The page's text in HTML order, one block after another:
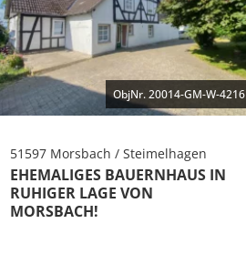
ObjNr. 20014-GM-W-4216
51597 Morsbach / Steimelhagen
EHEMALIGES BAUERNHAUS IN
RUHIGER LAGE VON
MORSBACH!